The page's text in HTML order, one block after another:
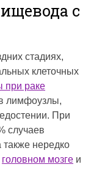
с
стадиях,
клеточных
при раке
лимфоузлы,
При
случаев
также нередко
головном мозге и